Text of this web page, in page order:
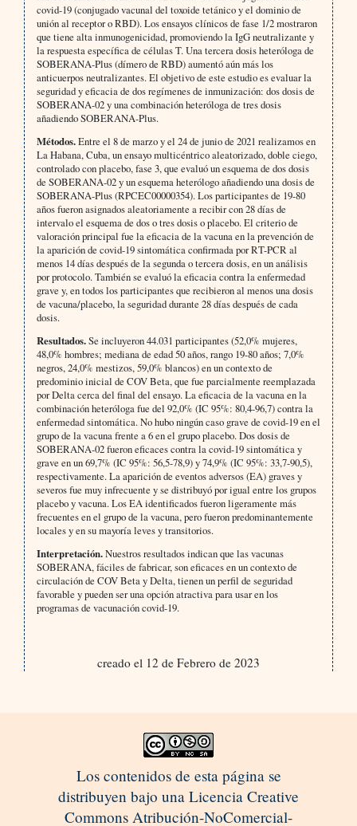
covid-19 (conjugado vacunal del toxoide tetánico y el dominio de
unión al receptor o RBD). Los ensayos clínicos de fase 1/2 mostraron
que tiene alta inmunogenicidad, promoviendo la IgG neutralizante y
la respuesta específica de células T. Una tercera dosis heteróloga de
SOBERANA-Plus (dímero de RBD) aumentó aún más los
anticuerpos neutralizantes. El objetivo de este estudio es evaluar la
seguridad y eficacia de dos regímenes de inmunización: dos dosis de
SOBERANA-02 y una combinación heteróloga de tres dosis
añadiendo SOBERANA-Plus.
Métodos.Entre el 8 de marzo y el 24 de junio de 2021 realizamos en
La Habana, Cuba, un ensayo multicéntrico aleatorizado, doble ciego,
controlado con placebo, fase 3, que evaluó un esquema de dos dosis
de SOBERANA-02 y un esquema heterólogo añadiendo una dosis de
SOBERANA-Plus (RPCEC00000354). Los participantes de 19-80
años fueron asignados aleatoriamente a recibir con 28 días de
intervalo el esquema de dos o tres dosis o placebo. El criterio de
valoración principal fue la eficacia de la vacuna en la prevención de
la aparición de covid-19 sintomática confirmada por RT-PCR al
menos 14 días después de la segunda o tercera dosis, en un análisis
por protocolo. También se evaluó la eficacia contra la enfermedad
grave y, en todos los participantes que recibieron al menos una dosis
de vacuna/placebo, la seguridad durante 28 días después de cada
dosis.
Resultados.Se incluyeron 44.031 participantes (52,0% mujeres,
48,0% hombres; mediana de edad 50 años, rango 19-80 años; 7,0%
negros, 24,0% mestizos, 59,0% blancos) en un contexto de
predominio inicial de COV Beta, que fue parcialmente reemplazada
por Delta cerca del final del ensayo. La eficacia de la vacuna en la
combinación heteróloga fue del 92,0% (IC 95%: 80,4-96,7) contra la
enfermedad sintomática. No hubo ningún caso grave de covid-19 en el
grupo de la vacuna frente a 6 en el grupo placebo. Dos dosis de
SOBERANA-02 fueron eficaces contra la covid-19 sintomática y
grave en un 69,7% (IC 95%: 56,5-78,9) y 74,9% (IC 95%: 33,7-90,5),
respectivamente. La aparición de eventos adversos (EA) graves y
severos fue muy infrecuente y se distribuyó por igual entre los grupos
placebo y vacuna. Los EA identificados fueron ligeramente más
frecuentes en el grupo de la vacuna, pero fueron predominantemente
locales y en su mayoría leves y transitorios.
Interpretación.Nuestros resultados indican que las vacunas
SOBERANA, fáciles de fabricar, son eficaces en un contexto de
circulación de COV Beta y Delta, tienen un perfil de seguridad
favorable y pueden ser una opción atractiva para usar en los
programas de vacunación covid-19.
creado el 12 de Febrero de 2023
Los contenidos de esta página se
distribuyen bajo una Licencia Creative
Commons Atribución-NoComercial-